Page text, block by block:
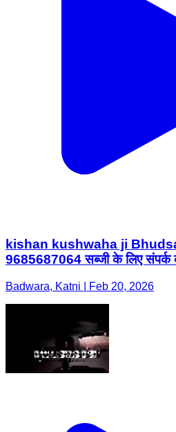
kishan kushwaha ji
9685687064 सब्जी के लिए
Badwara, Katni | Feb 20, 2026